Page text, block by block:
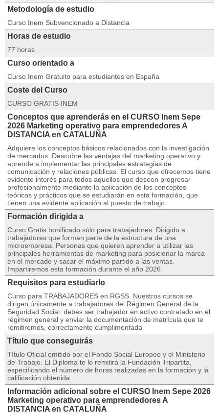
Metodología de estudio
Curso Inem Subvencionado a Distancia
Horas de estudio
77 horas
Curso orientado a
Curso Inem Gratuito para estudiantes en España
Coste del Curso
CURSO GRATIS INEM
Conceptos que aprenderás en el CURSO Inem Sepe
2026 Marketing operativo para emprendedores A
DISTANCIA en CATALUÑA
Adquiere los conceptos básicos relacionados con la investigación
de mercados. Descubre las ventajas del marketing operativo y
aprende a implementar las principales estrategias de
comunicación y relaciones públicas. El curso que ofrecemos tiene
evidente interés para todos aquellos que deseen progresar
profesionalmente mediante la aplicación de los conceptos
teóricos y prácticos que se estudiarán en esta formación, que
tienen una evidente aplicación al puesto de trabajo.
Formación dirigida a
Curso Gratis bonificado sólo para trabajadores. Dirigido a
trabajadores que forman parte de la estructura de una
microempresa. Personas que quieren aprender a utilizar las
principales herramientas de marketing para posicionar la marca
en el mercado y sacar el máximo partido a las ventas.
Impartiremos esta formación durante el año 2026
Requisitos para estudiarlo
Curso para TRABAJADORES en RGSS. Nuestros cursos se
dirigen únicamente a trabajadores del Régimen General de la
Seguridad Social: debes ser trabajador en activo contratado en el
régimen general y enviar la documentación de matrícula que te
remitiremos, correctamente cumplimentada
Título que conseguirás
Título Oficial emitido por el Fondo Social Europeo y el Ministerio
de Trabajo. El Diploma te lo remitirá la Fundación Tripartita,
especificando el número de horas realizadas en la formación y la
calificación obtenida
Información adicional sobre el CURSO Inem Sepe 2026
Marketing operativo para emprendedores A
DISTANCIA en CATALUÑA